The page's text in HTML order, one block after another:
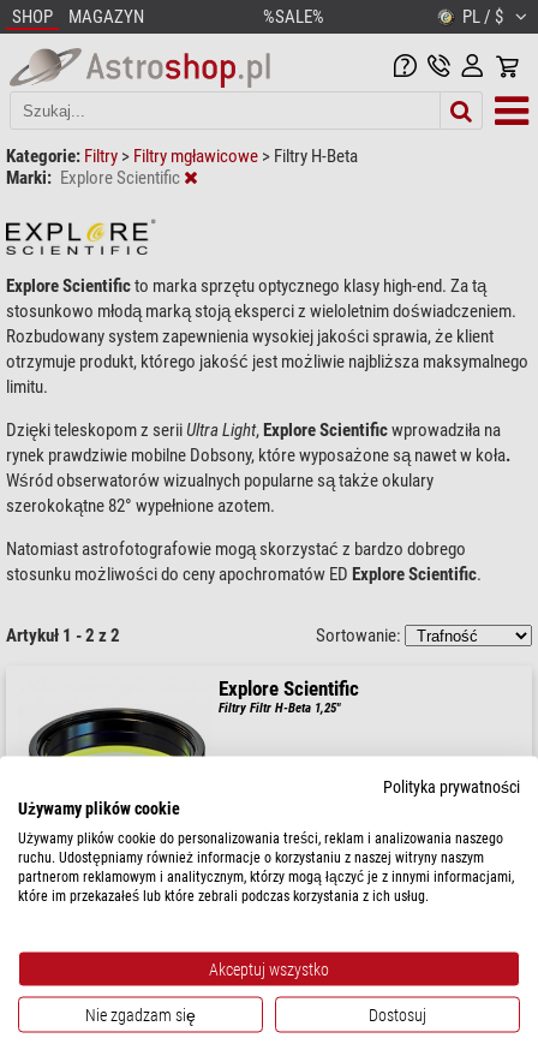
SHOP MAGAZYN %SALE% PL / $
Kategorie: Filtry > Filtry mgławicowe > Filtry H-Beta
Marki: Explore Scientific
Explore Scientificto marka sprzętu optycznego klasy high-end. Za tą
stosunkowo młodą marką stoją eksperci z wieloletnim doświadczeniem.
Rozbudowany system zapewnienia wysokiej jakości sprawia, że klient
otrzymuje produkt, którego jakość jest możliwie najbliższa maksymalnego
limitu.
Dzięki teleskopom z seriiUltra Light,Explore Scientificwprowadziła na
rynek prawdziwie mobilne Dobsony, które wyposażone są nawet w koła.
Wśród obserwatorów wizualnych popularne są także okulary
szerokokątne 82° wypełnione azotem.
Natomiast astrofotografowie mogą skorzystać z bardzo dobrego
stosunku możliwości do ceny apochromatów ED Explore Scientific.
Artykuł 1 - 2 z 2 Sortowanie:
Explore Scientific
Filtry Filtr H-Beta 1,25"
$ 126,00
gotowe do wysyłki w 1-2 tygodni
Filtry Filtr H-beta 2"
Polityka prywatności
Używamy plików cookie
Używamy plików cookie do personalizowania treści, reklam i analizowania naszego
ruchu. Udostępniamy również informacje o korzystaniu z naszej witryny naszym
partnerom reklamowym i analitycznym, którzy mogą łączyć je z innymi informacjami,
które im przekazałeś lub które zebrali podczas korzystania z ich usług.
Akceptuj wszystko
Nie zgadzam się Dostosuj